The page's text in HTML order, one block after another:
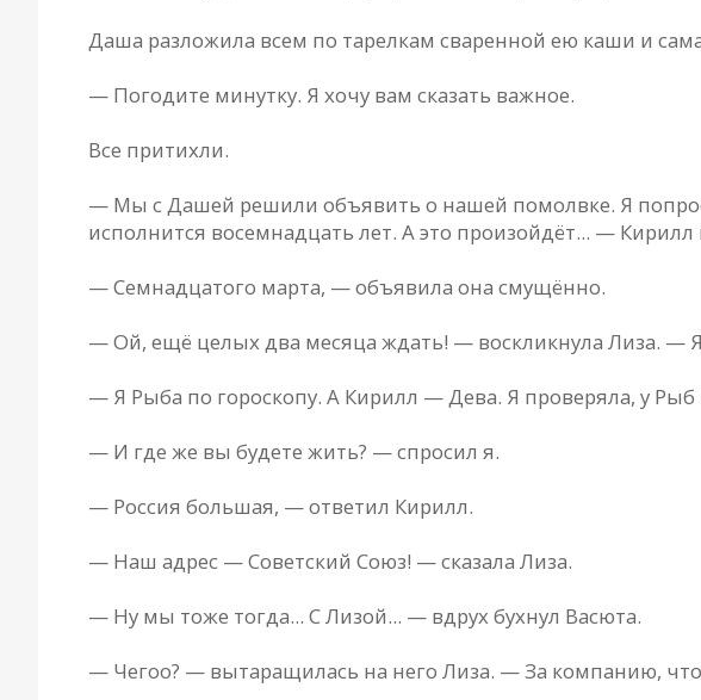
Даша разложила всем по тарелкам сваренной ею каши и
— Погодите минутку. Я хочу вам сказать важное.
Все притихли.
— Мы с Дашей решили объявить о нашей помолвке. Я
исполнится восемнадцать лет. А это произойдёт... — Кирилл
— Семнадцатого марта, — объявила она смущённо.
— Ой, ещё целых два месяца ждать! — воскликнула Лиза. —
— Я Рыба по гороскопу. А Кирилл — Дева. Я проверяла, у
— И где же вы будете жить? — спросил я.
— Россия большая, — ответил Кирилл.
— Наш адрес — Советский Союз! — сказала Лиза.
— Ну мы тоже тогда... С Лизой... — вдрух бухнул Васюта.
— Чего­о? — вытаращилась на него Лиза. — За компанию,